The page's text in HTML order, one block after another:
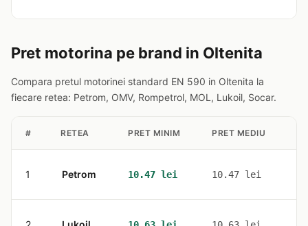
Pret motorina pe brand in Oltenita
Compara pretul motorinei standard EN 590 in Oltenita la
fiecare retea: Petrom, OMV, Rompetrol, MOL, Lukoil, Socar.
# RETEA PRET MINIM PRET MEDIU
1 Petrom 10.47 lei 10.47 lei